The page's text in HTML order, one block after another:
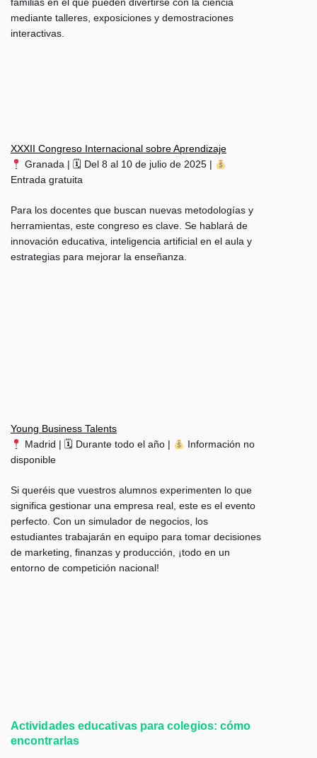
familias en el que pueden divertirse con la ciencia
mediante talleres, exposiciones y demostraciones
interactivas.
XXXII Congreso Internacional sobre Aprendizaje
Granada | 🗓 Del 8 al 10 de julio de 2025 |
Entrada gratuita
Para los docentes que buscan nuevas metodologías y
herramientas, este congreso es clave. Se hablará de
innovación educativa, inteligencia artificial en el aula y
estrategias para mejorar la enseñanza.
Young Business Talents
Madrid | 🗓 Durante todo el año |
Información no
disponible
Si queréis que vuestros alumnos experimenten lo que
significa gestionar una empresa real, este es el evento
perfecto. Con un simulador de negocios, los
estudiantes trabajarán en equipo para tomar decisiones
de marketing, finanzas y producción, ¡todo en un
entorno de competición nacional!
Actividades educativas para colegios: cómo
encontrarlas